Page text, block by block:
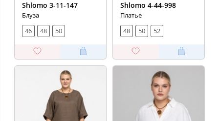
Shlomo 3-11-147
Блуза
46
48 50
Shlomo 4-44-998
Платье
48
50 52